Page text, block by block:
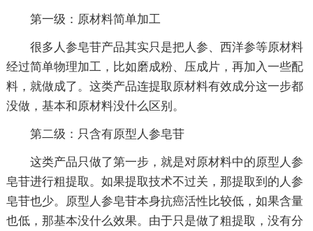
第一级：原材料简单加工
很多人参皂苷产品其实只是把人参、西洋参等原材料
经过简单物理加工，比如磨成粉、压成片，再加入一些配
料，就做成了。这类产品连提取原材料有效成分这一步都
没做，基本和原材料没什么区别。
第二级：只含有原型人参皂苷
这类产品只做了第一步，就是对原材料中的原型人参
皂苷进行粗提取。如果提取技术不过关，那提取到的人参
皂苷也少。原型人参皂苷本身抗癌活性比较低，如果含量
也低，那基本没什么效果。由于只是做了粗提取，没有分